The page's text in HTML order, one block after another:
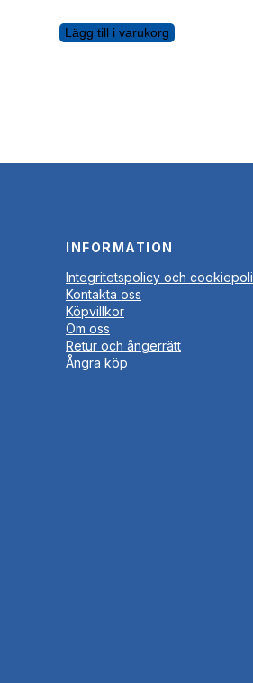
Lägg till i varukorg
INFORMATION
Integritetspolicy och
Kontakta oss
Köpvillkor
Om oss
Retur och ångerrätt
Ångra köp